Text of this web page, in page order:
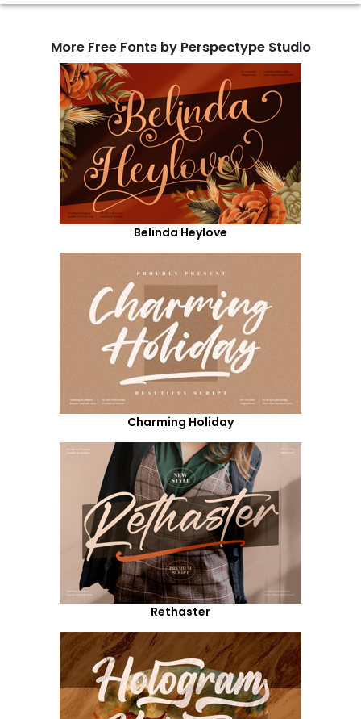
More Free Fonts by Perspectype Studio
Belinda Heylove
Charming Holiday
Rethaster